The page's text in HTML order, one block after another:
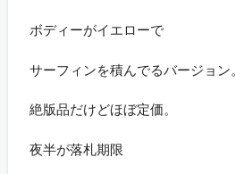
ボディーがイエローで
サーフィンを積んでるバージョン。
絶版品だけどほぼ定価。
夜半が落札期限